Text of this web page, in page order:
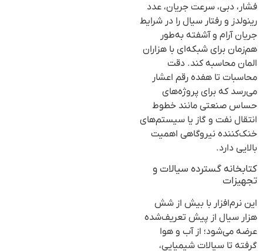
فشار، دبی، سرعت جریان، عدد
رینولدز و رفتار سیال را در شرایط
جریان آرام و آشفته به‌طور
هم‌زمان برای شبکه‌ای با هزاران
المان محاسبه کند. دقت
محاسبات تا هفده رقم اعشار
می‌رسد که برای پروژه‌های
حساس صنعتی مانند خطوط
انتقال نفت و گاز یا سیستم‌های
خنک‌کننده نیروگاهی اهمیت
بالایی دارد.
کتابخانه گسترده سیالات و
تجهیزات
این نرم‌افزار با بیش از شش
هزار سیال از پیش تعریف‌شده
عرضه می‌شود؛ از آب و هوا
گرفته تا سیالات شیمیایی،